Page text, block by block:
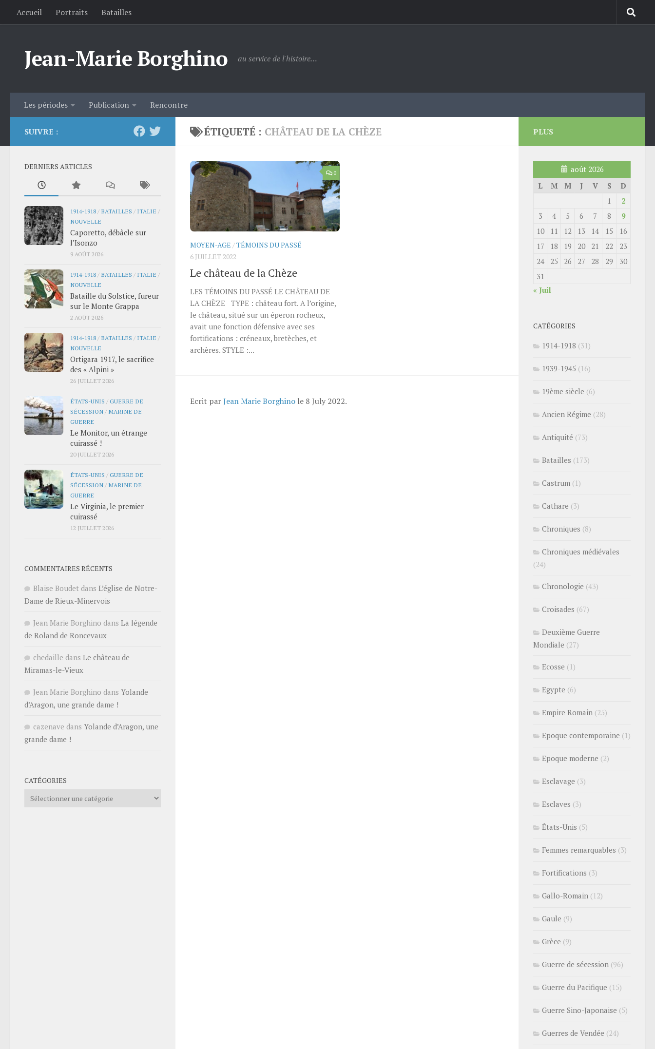
Skip to content
Accueil Portraits Batailles
Jean-Marie Borghino au service de l'histoire…
Les périodes Publication Rencontre
ÉTIQUETÉ : CHÂTEAU DE LA CHÈZE
0
MOYEN-AGE /TÉMOINS DU PASSÉ
6 JUILLET 2022
Le château de la Chèze
LES TÉMOINS DU PASSÉ LE CHÂTEAU DE
LA CHÈZE TYPE : château fort. A l’origine,
le château, situé sur un éperon rocheux,
avait une fonction défensive avec ses
fortifications : créneaux, bretèches, et
archères. STYLE :...
Ecrit parJean Marie Borghino le 8 July 2022.
SUIVRE :
DERNIERS ARTICLES
1914-1918 / BATAILLES / ITALIE /
NOUVELLE
Caporetto, débâcle sur
l’Isonzo
9 AOÛT 2026
1914-1918 / BATAILLES / ITALIE /
NOUVELLE
Bataille du Solstice, fureur
sur le Monte Grappa
2 AOÛT 2026
1914-1918 / BATAILLES / ITALIE /
NOUVELLE
Ortigara 1917, le sacrifice
des « Alpini »
26 JUILLET 2026
ÉTATS-UNIS /GUERRE DE
SÉCESSION / MARINE DE
GUERRE
Le Monitor, un étrange
cuirassé !
20 JUILLET 2026
ÉTATS-UNIS /GUERRE DE
SÉCESSION / MARINE DE
GUERRE
Le Virginia, le premier
cuirassé
12 JUILLET 2026
COMMENTAIRES RÉCENTS
Blaise Boudet dans L’église de Notre-
Dame de Rieux-Minervois
Jean Marie Borghino dans La légende
de Roland de Roncevaux
chedaille dans Le château de
Miramas-le-Vieux
Jean Marie Borghino dans Yolande
d’Aragon, une grande dame !
cazenave dans Yolande d’Aragon, une
grande dame !
CATÉGORIES
Catégories
PLUS
août 2026
L
M M J V S
D
1
2
3
4 5 6 7 8
9
10
11 12 13 14 15
16
17
18 19 20 21 22
23
24
25 26 27 28 29
30
31
« Juil
CATÉGORIES
1914-1918 (31)
1939-1945 (16)
19ème siècle (6)
Ancien Régime (28)
Antiquité (73)
Batailles (173)
Castrum (1)
Cathare (3)
Chroniques (8)
Chroniques médiévales
(24)
Chronologie (43)
Croisades (67)
Deuxième Guerre
Mondiale (27)
Ecosse (1)
Egypte (6)
Empire Romain (25)
Epoque contemporaine (1)
Epoque moderne (2)
Esclavage (3)
Esclaves (3)
États-Unis (5)
Femmes remarquables (3)
Fortifications (3)
Gallo-Romain (12)
Gaule (9)
Grèce (9)
Guerre de sécession (96)
Guerre du Pacifique (15)
Guerre Sino-Japonaise (5)
Guerres de Vendée (24)